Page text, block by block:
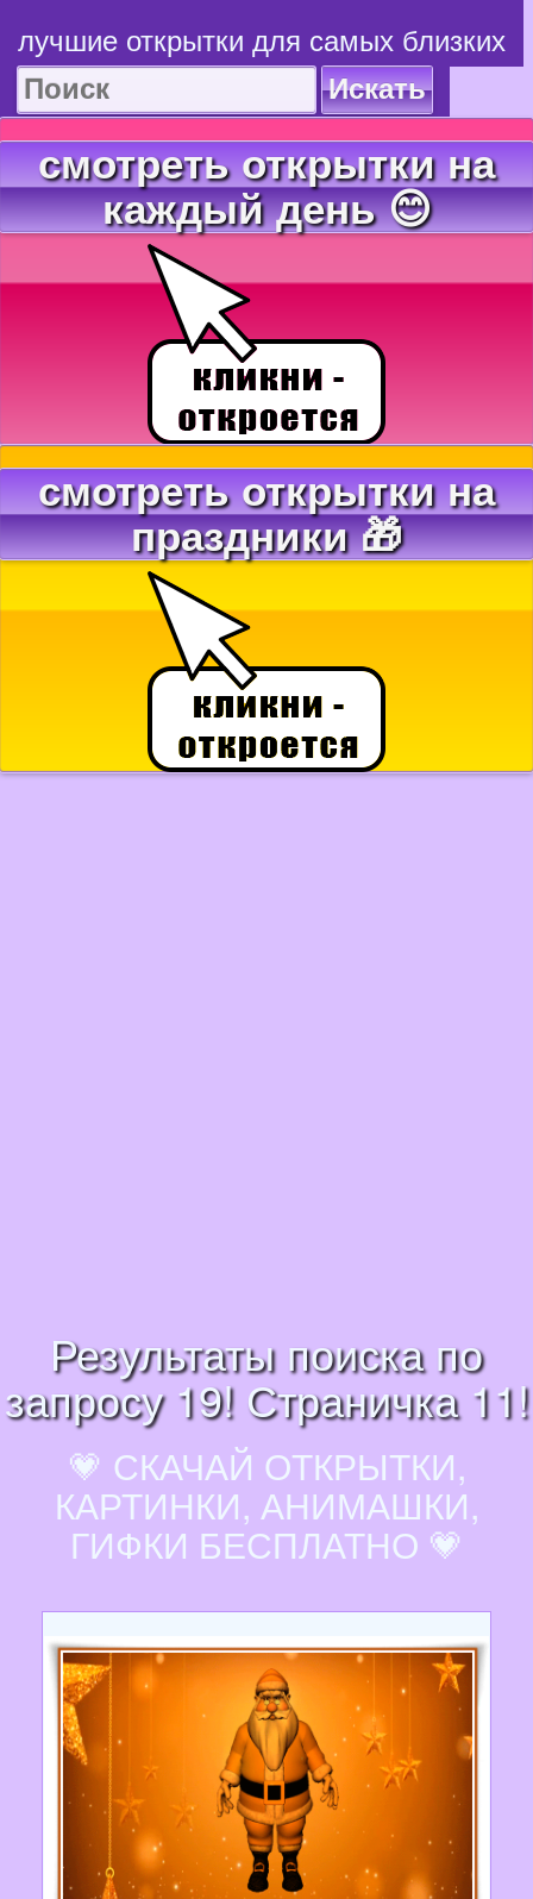
лучшие открытки для самых близких
Искать
смотреть открытки на
каждый день 😊
смотреть открытки на
праздники 🎁
Результаты поиска по
запросу 19! Страничка 11!
💗 СКАЧАЙ ОТКРЫТКИ,
КАРТИНКИ, АНИМАШКИ,
ГИФКИ БЕСПЛАТНО 💗